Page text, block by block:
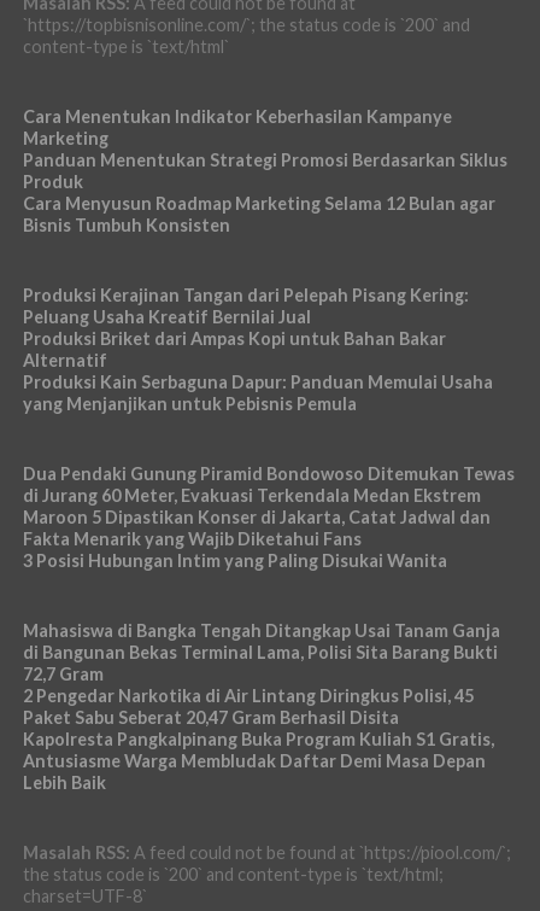
`https://topbisnisonline.com/`; the status code is `200` and
content-type is `text/html`
Cara Menentukan Indikator Keberhasilan Kampanye
Marketing
Panduan Menentukan Strategi Promosi Berdasarkan Siklus
Produk
Cara Menyusun Roadmap Marketing Selama 12 Bulan agar
Bisnis Tumbuh Konsisten
Produksi Kerajinan Tangan dari Pelepah Pisang Kering:
Peluang Usaha Kreatif Bernilai Jual
Produksi Briket dari Ampas Kopi untuk Bahan Bakar
Alternatif
Produksi Kain Serbaguna Dapur: Panduan Memulai Usaha
yang Menjanjikan untuk Pebisnis Pemula
Dua Pendaki Gunung Piramid Bondowoso Ditemukan Tewas
di Jurang 60 Meter, Evakuasi Terkendala Medan Ekstrem
Maroon 5 Dipastikan Konser di Jakarta, Catat Jadwal dan
Fakta Menarik yang Wajib Diketahui Fans
3 Posisi Hubungan Intim yang Paling Disukai Wanita
Mahasiswa di Bangka Tengah Ditangkap Usai Tanam Ganja
di Bangunan Bekas Terminal Lama, Polisi Sita Barang Bukti
72,7 Gram
2 Pengedar Narkotika di Air Lintang Diringkus Polisi, 45
Paket Sabu Seberat 20,47 Gram Berhasil Disita
Kapolresta Pangkalpinang Buka Program Kuliah S1 Gratis,
Antusiasme Warga Membludak Daftar Demi Masa Depan
Lebih Baik
Masalah RSS: A feed could not be found at `https://piool.com/`;
the status code is `200` and content-type is `text/html;
charset=UTF-8`